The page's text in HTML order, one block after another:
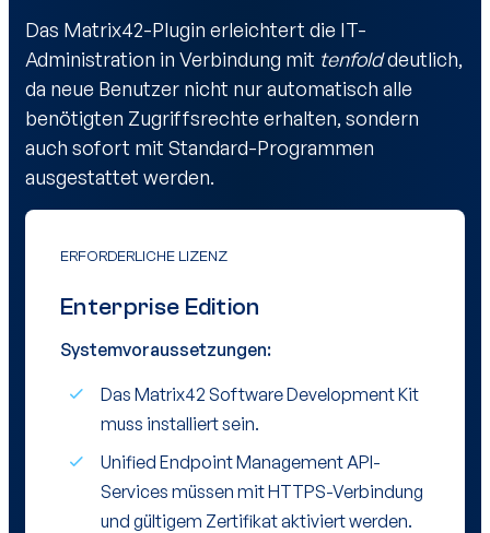
Das Matrix42-Plugin erleichtert die IT-
Administration in Verbindung mit tenfolddeutlich,
da neue Benutzer nicht nur automatisch alle
benötigten Zugriffsrechte erhalten, sondern
auch sofort mit Standard-Programmen
ausgestattet werden.
ERFORDERLICHE LIZENZ
Enterprise Edition
Systemvoraussetzungen:
Das Matrix42 Software Development Kit
muss installiert sein.
Unified Endpoint Management API-
Services müssen mit HTTPS-Verbindung
und gültigem Zertifikat aktiviert werden.